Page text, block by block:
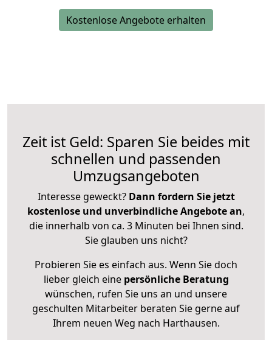
Kostenlose Angebote erhalten
Zeit ist Geld: Sparen Sie beides mit
schnellen und passenden
Umzugsangeboten
Interesse geweckt? Dann fordern Sie jetzt
kostenlose und unverbindliche Angebote an,
die innerhalb von ca. 3 Minuten bei Ihnen sind.
Sie glauben uns nicht?
Probieren Sie es einfach aus. Wenn Sie doch
lieber gleich eine persönliche Beratung
wünschen, rufen Sie uns an und unsere
geschulten Mitarbeiter beraten Sie gerne auf
Ihrem neuen Weg nach Harthausen.